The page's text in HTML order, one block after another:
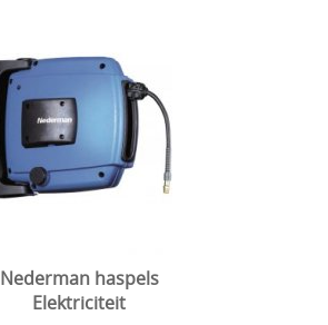
Nederman haspels
Elektriciteit